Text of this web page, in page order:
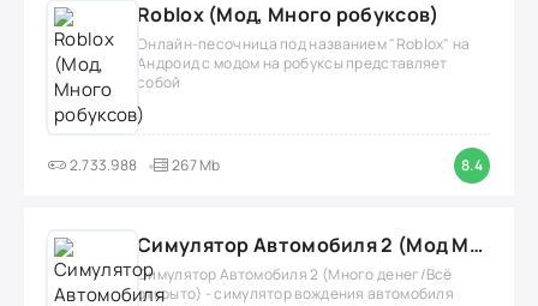
Roblox (Мод, Много робуксов)
Онлайн-песочница под названием "Roblox" на
Андроид с модом на робуксы представляет
собой
2.733.988 267 Mb 8.4
Симулятор Автомобиля 2 (Мод Много денег/Всё открыто)
Симулятор Автомобиля 2 (Много денег/Всё
открыто) - симулятор вождения автомобиля